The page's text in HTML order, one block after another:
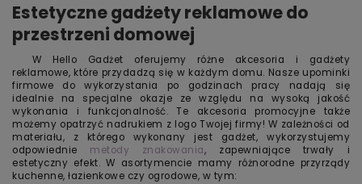
Estetyczne gadżety reklamowe do
przestrzeni domowej
W Hello Gadżet oferujemy różne akcesoria i gadżety
reklamowe, które przydadzą się w każdym domu. Nasze upominki
firmowe do wykorzystania po godzinach pracy nadają się
idealnie na specjalne okazje ze względu na wysoką jakość
wykonania i funkcjonalność. Te akcesoria promocyjne także
możemy opatrzyć nadrukiem z logo Twojej firmy! W zależności od
materiału, z którego wykonany jest gadżet, wykorzystujemy
odpowiednie metody znakowania, zapewniające trwały i
estetyczny efekt. W asortymencie mamy różnorodne przyrządy
kuchenne, łazienkowe czy ogrodowe, w tym: